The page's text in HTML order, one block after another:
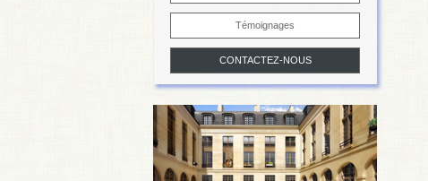
Témoignages
CONTACTEZ-NOUS